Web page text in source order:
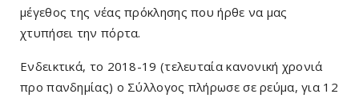
μέγεθος της νέας πρόκλησης που ήρθε να μας
χτυπήσει την πόρτα.
Ενδεικτικά, το 2018-19 (τελευταία κανονική χρονιά
προ πανδημίας) ο Σύλλογος πλήρωσε σε ρεύμα, για 12